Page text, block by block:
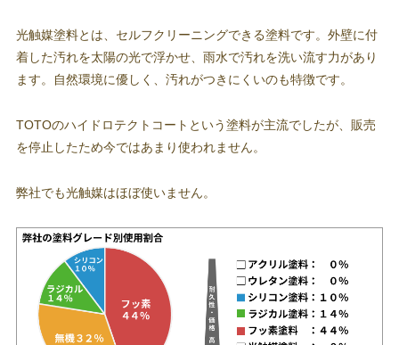
光触媒塗料とは、セルフクリーニングできる塗料です。外壁に付
着した汚れを太陽の光で浮かせ、雨水で汚れを洗い流す力があり
ます。自然環境に優しく、汚れがつきにくいのも特徴です。
TOTOのハイドロテクトコートという塗料が主流でしたが、販売
を停止したため今ではあまり使われません。
弊社でも光触媒はほぼ使いません。